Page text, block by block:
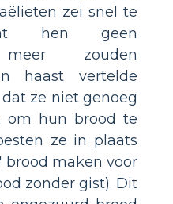
zei snel te
hen geen
meer zouden
haast vertelde
ze niet genoeg
om hun brood te
ze in plaats
brood maken voor
zonder gist). Dit